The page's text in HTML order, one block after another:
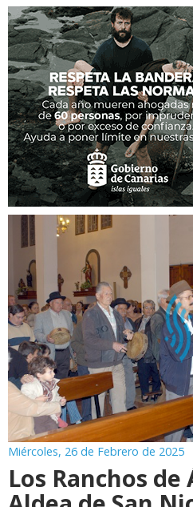
Miércoles, 26 de Febrero de 2025
Los Ranchos de